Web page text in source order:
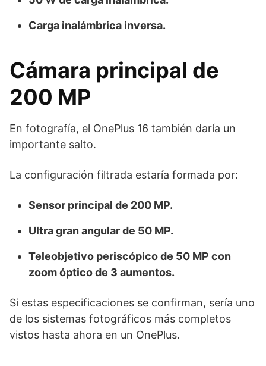
Carga inalámbrica inversa.
Cámara principal de
200 MP
En fotografía, el OnePlus 16 también daría un
importante salto.
La configuración filtrada estaría formada por:
Sensor principal de 200 MP.
Ultra gran angular de 50 MP.
Teleobjetivo periscópico de 50 MP con
zoom óptico de 3 aumentos.
Si estas especificaciones se confirman, sería uno
de los sistemas fotográficos más completos
vistos hasta ahora en un OnePlus.